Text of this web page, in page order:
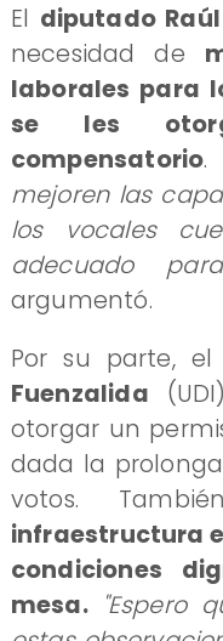
El diputado
necesidad de
laborales para
se les
compensatorio.
mejoren las
los vocales
adecuado
argumentó.
Por su parte, el
Fuenzalida
otorgar un
dada la
votos.
infraestructura
condiciones
mesa. "Espero